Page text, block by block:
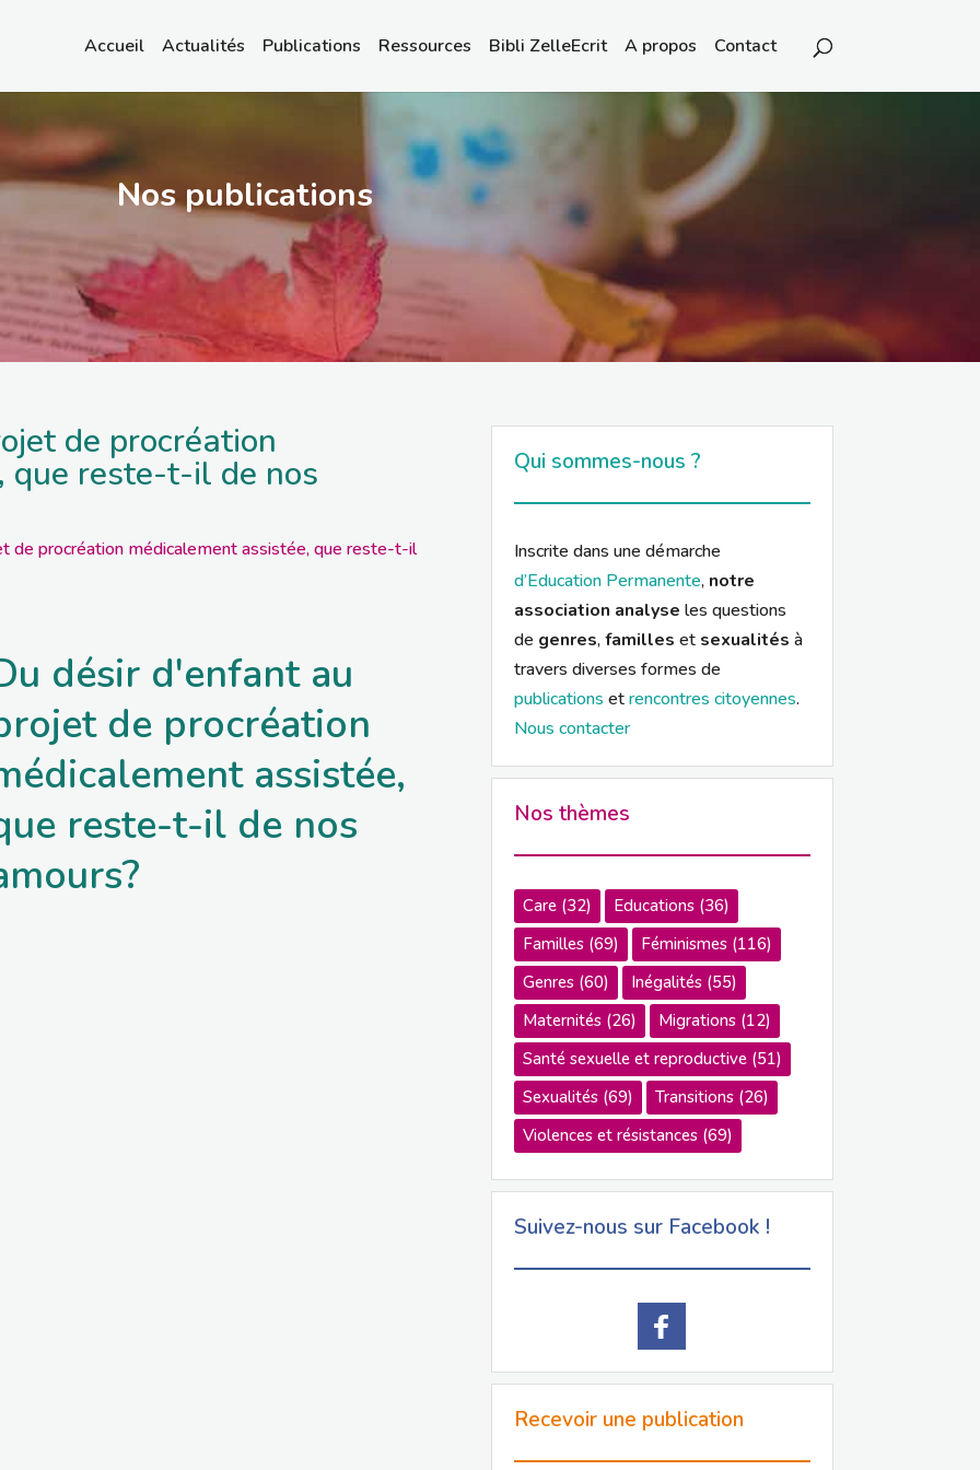
Accueil Actualités Publications Ressources Bibli ZelleEcrit A propos Contact
Nos publications
de procréation
que reste-t-il de nos
de procréation médicalement assistée, que reste-t-il
désir d'enfant au
de procréation
assistée,
reste-t-il de nos
Qui sommes-nous ?
Inscrite dans une démarche
d’Education Permanente, notre
association analyse les questions
de genres,familles et sexualités à
travers diverses formes de
publications etrencontres citoyennes.
Nous contacter
Nos thèmes
Care (32) Educations (36)
Familles (69) Féminismes (116)
Genres (60) Inégalités (55)
Maternités (26) Migrations (12)
Santé sexuelle et reproductive (51)
Sexualités (69) Transitions (26)
Violences et résistances (69)
Suivez-nous sur Facebook !
Recevoir une publication